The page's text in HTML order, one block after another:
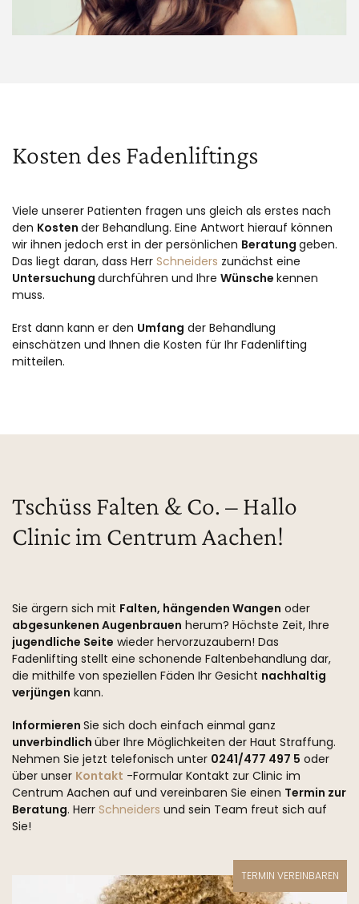
Kosten des Fadenliftings
Viele unserer Patienten fragen uns gleich als erstes nach
den Kosten der Behandlung. Eine Antwort hierauf können
wir ihnen jedoch erst in der persönlichen Beratung geben.
Das liegt daran, dass Herr Schneiders zunächst eine
Untersuchung durchführen und Ihre Wünsche kennen
muss.
Erst dann kann er den Umfang der Behandlung
einschätzen und Ihnen die Kosten für Ihr Fadenlifting
mitteilen.
Tschüss Falten & Co. – Hallo
Clinic im Centrum Aachen!
Sie ärgern sich mit Falten, hängenden Wangen oder
abgesunkenen Augenbrauen herum? Höchste Zeit, Ihre
jugendliche Seite wieder hervorzuzaubern! Das
Fadenlifting stellt eine schonende Faltenbehandlung dar,
die mithilfe von speziellen Fäden Ihr Gesicht nachhaltig
verjüngen kann.
Informieren Sie sich doch einfach einmal ganz
unverbindlich über Ihre Möglichkeiten der Haut Straffung.
Nehmen Sie jetzt telefonisch unter 0241/477 497 5 oder
über unser Kontakt -Formular Kontakt zur Clinic im
Centrum Aachen auf und vereinbaren Sie einen Termin zur
Beratung. Herr Schneiders und sein Team freut sich auf
Sie!
TERMIN VEREINBAREN